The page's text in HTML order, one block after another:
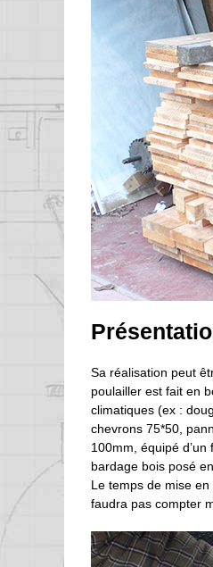
Sa réalisation peut
poulailler est fait en
climatiques (ex :
chevrons 75*50,
100mm, équipé
bardage bois posé
Le temps de mise
faudra pas compter